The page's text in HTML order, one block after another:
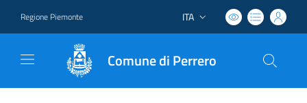
Regione Piemonte Lingua attiva:
ITA
Comune di Perrero